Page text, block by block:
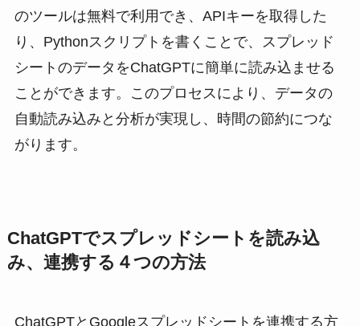
のツールは無料で利用でき、APIキーを取得した
り、Pythonスクリプトを書くことで、スプレッド
シートのデータをChatGPTに簡単に読み込ませる
ことができます。このプロセスにより、データの
自動読み込みと分析が実現し、時間の節約につな
がります。
ChatGPTでスプレッドシートを読み込
み、連携する４つの方法
ChatGPTとGoogleスプレッドシートを連携する方